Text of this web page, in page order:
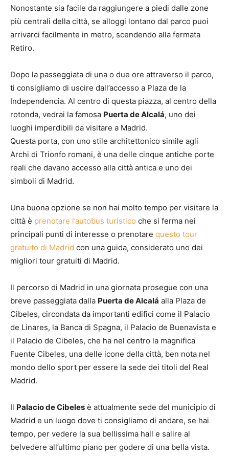
Nonostante sia facile da raggiungere a piedi dalle zone
più centrali della città, se alloggi lontano dal parco puoi
arrivarci facilmente in metro, scendendo alla fermata
Retiro.
Dopo la passeggiata di una o due ore attraverso il parco,
ti consigliamo di uscire dall’accesso a Plaza de la
Independencia. Al centro di questa piazza, al centro della
rotonda, vedrai la famosa Puerta de Alcalá, uno dei
luoghi imperdibili da visitare a Madrid.
Questa porta, con uno stile architettonico simile agli
Archi di Trionfo romani, è una delle cinque antiche porte
reali che davano accesso alla città antica e uno dei
simboli di Madrid.
Una buona opzione se non hai molto tempo per visitare la
città è prenotare l’autobus turistico che si ferma nei
principali punti di interesse o prenotare questo tour
gratuito di Madrid con una guida, considerato uno dei
migliori tour gratuiti di Madrid.
Il percorso di Madrid in una giornata prosegue con una
breve passeggiata dalla Puerta de Alcalá alla Plaza de
Cibeles, circondata da importanti edifici come il Palacio
de Linares, la Banca di Spagna, il Palacio de Buenavista e
il Palacio de Cibeles, che ha nel centro la magnifica
Fuente Cibeles, una delle icone della città, ben nota nel
mondo dello sport per essere la sede dei titoli del Real
Madrid.
Il Palacio de Cibeles è attualmente sede del municipio di
Madrid e un luogo dove ti consigliamo di andare, se hai
tempo, per vedere la sua bellissima hall e salire al
belvedere all’ultimo piano per godere di una bella vista.